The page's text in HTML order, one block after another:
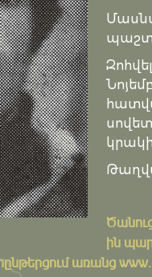
ին
առանց